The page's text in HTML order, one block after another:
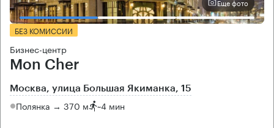
Еще фото
БЕЗ КОМИССИИ
Бизнес-центр
Mon Cher
Москва, улица Большая Якиманка, 15
Полянка → 370 м ~4 мин